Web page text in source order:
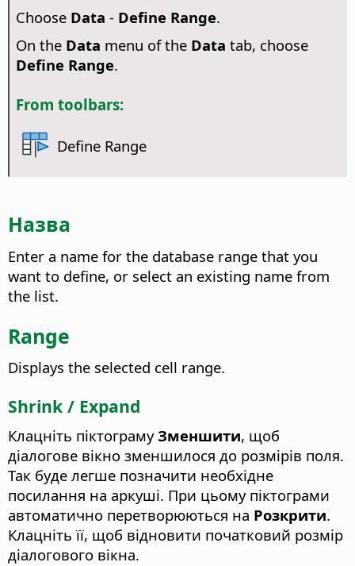
Choose Data - Define Range.
On the Data menu of the Data tab, choose
Define Range.
From toolbars:
Define Range
Назва
Enter a name for the database range that you
want to define, or select an existing name from
the list.
Range
Displays the selected cell range.
Shrink / Expand
Клацніть піктограму Зменшити, щоб
діалогове вікно зменшилося до розмірів поля.
Так буде легше позначити необхідне
посилання на аркуші. При цьому піктограми
автоматично перетворюються на Розкрити.
Клацніть її, щоб відновити початковий розмір
діалогового вікна.